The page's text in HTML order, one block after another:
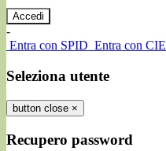
-
Entra con SPID Entra con CIE
Seleziona utente
button close ×
Recupero password